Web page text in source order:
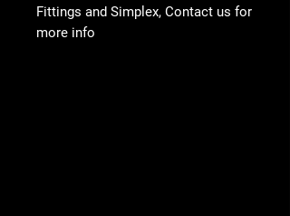
Fittings and Simplex, Contact us for
more info